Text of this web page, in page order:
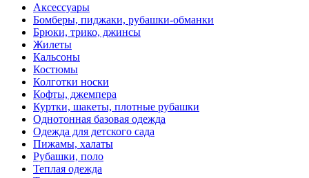
Аксессуары
Бомберы, пиджаки, рубашки-обманки
Брюки, трико, джинсы
Жилеты
Кальсоны
Костюмы
Колготки носки
Кофты, джемпера
Куртки, шакеты, плотные рубашки
Однотонная базовая одежда
Одежда для детского сада
Пижамы, халаты
Рубашки, поло
Теплая одежда